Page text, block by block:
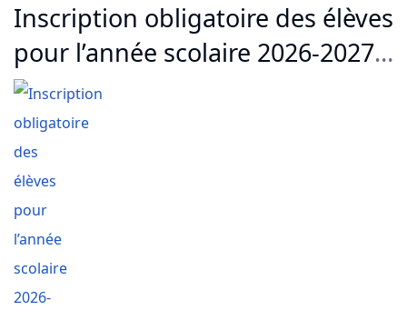
Inscription obligatoire des élèves
pour l’année scolaire 2026-2027
(Préscolaire - Primaire -
Secondaire)